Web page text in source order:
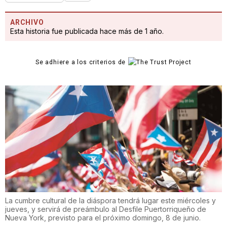
ARCHIVO
Esta historia fue publicada hace más de 1 año.
Se adhiere a los criterios de
La cumbre cultural de la diáspora tendrá lugar este miércoles y
jueves, y servirá de preámbulo al Desfile Puertorriqueño de
Nueva York, previsto para el próximo domingo, 8 de junio.